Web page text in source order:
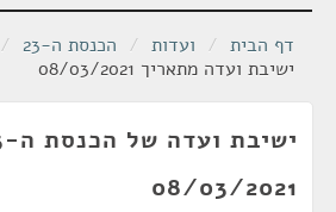
דף הבית / ועדות / הכנסת ה-23 /
ישיבת ועדה מתאריך 08/03/2021
08/03/2021